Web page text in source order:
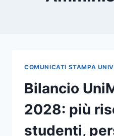
COMUNICATI STAMPA
Bilancio
2028: più
studenti,